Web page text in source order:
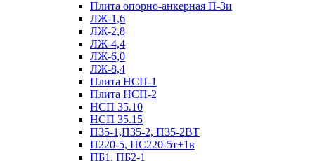
Плита опорно-анкерная П-3и
ЛЖ-1,6
ЛЖ-2,8
ЛЖ-4,4
ЛЖ-6,0
ЛЖ-8,4
Плита НСП-1
Плита НСП-2
НСП 35.10
НСП 35.15
П35-1,П35-2, П35-2ВТ
П220-5, ПС220-5т+1в
ПБ1, ПБ2-1